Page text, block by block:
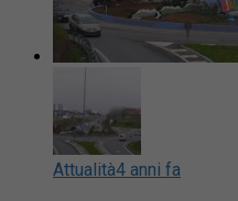
Attualità4 anni fa